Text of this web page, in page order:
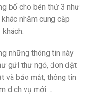
bố cho bên thứ 3 như
nhằm cung cấp
những thông tin này
gửi thư ngỏ, đơn đặt
và bảo mật, thông tin
dịch vụ mới….